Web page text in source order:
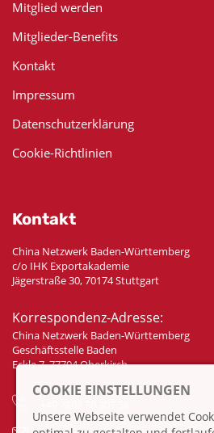
Mitglied werden
Mitglieder-Benefits
Kontakt
Impressum
Datenschutzerklärung
Cookie-Richtlinien
Kontakt
China Netzwerk Baden-Württemberg
c/o IHK Exportakademie
Jägerstraße 30, 70174 Stuttgart
Korrespondenz-Adresse:
China Netzwerk Baden-Württemberg
Geschäftsstelle Baden
Eckle 7, 77704 Oberkirch
COOKIE EINSTELLUNGEN
Unsere Webseite verwendet